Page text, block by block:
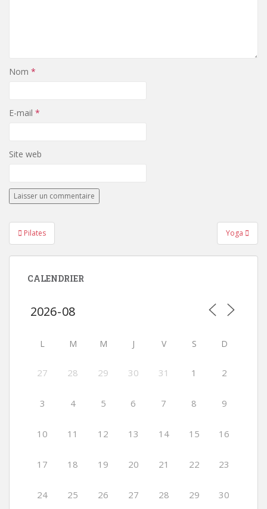
Nom *
E-mail *
Site web
Navigation
de
l’article
Pilates Yoga
CALENDRIER
L M M J V S D
27 28 29 30 31 1 2
3 4 5 6 7 8 9
10 11 12 13 14 15 16
17 18 19 20 21 22 23
24 25 26 27 28 29 30